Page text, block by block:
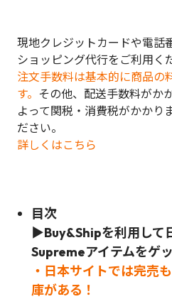
現地クレジットカードや電話
ショッピング代行をご利用く
注文手数料は基本的に商品の
す。 その他、配送手数料がか
よって関税・消費税がかかり
ださい。
詳しくはこちら
目次
▶Buy&Shipを利用して
Supremeアイテムをゲ
・日本サイトでは完売
庫がある！